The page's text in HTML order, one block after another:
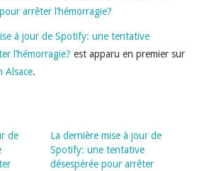
arrêter l’hémorragie?
à jour de Spotify: une tentative
l’hémorragie? est apparu en premier sur
Alsace.
de
La dernière mise à jour de
Spotify: une tentative
désespérée pour arrêter